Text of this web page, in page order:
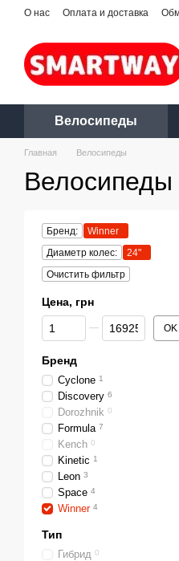
Перейти к основному контенту
О нас Оплата и доставка
Велосипеды
Главная Велосипеды
Бренд:
Winner
Диаметр колес:
24"
Очистить фильтр
Цена, грн
От Цена, грн
До Цена, грн OK
Бренд
Cyclone 1
Discovery 6
Dorozhnik 0
Formula 7
Kench 0
Kinetic 1
Leon 3
Space 4
Winner 4
Тип
Гибрид 0